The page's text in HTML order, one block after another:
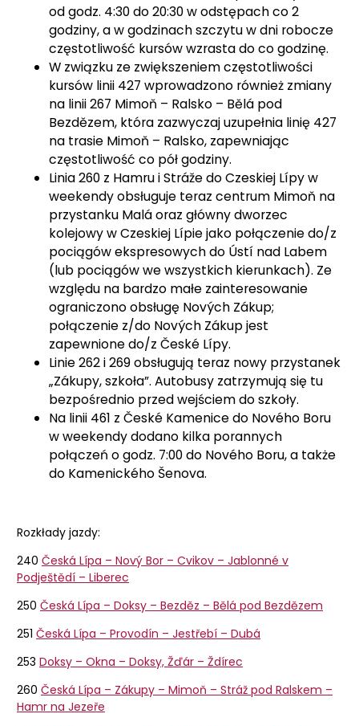
od godz. 4:30 do 20:30 w odstępach co 2
godziny, a w godzinach szczytu w dni robocze
częstotliwość kursów wzrasta do co godzinę.
W związku ze zwiększeniem częstotliwości
kursów linii 427 wprowadzono również zmiany
na linii 267 Mimoň – Ralsko – Bělá pod
Bezdězem, która zazwyczaj uzupełnia linię 427
na trasie Mimoň – Ralsko, zapewniając
częstotliwość co pół godziny.
Linia 260 z Hamru i Stráže do Czeskiej Lípy w
weekendy obsługuje teraz centrum Mimoň na
przystanku Malá oraz główny dworzec
kolejowy w Czeskiej Lípie jako połączenie do/z
pociągów ekspresowych do Ústí nad Labem
(lub pociągów we wszystkich kierunkach). Ze
względu na bardzo małe zainteresowanie
ograniczono obsługę Nových Zákup;
połączenie z/do Nových Zákup jest
zapewnione do/z České Lípy.
Linie 262 i 269 obsługują teraz nowy przystanek
„Zákupy, szkoła”. Autobusy zatrzymują się tu
bezpośrednio przed wejściem do szkoły.
Na linii 461 z České Kamenice do Nového Boru
w weekendy dodano kilka porannych
połączeń o godz. 7:00 do Nového Boru, a także
do Kamenického Šenova.
Rozkłady jazdy:
240 Česká Lípa – Nový Bor – Cvikov – Jablonné v
Podještědí – Liberec
250 Česká Lípa – Doksy – Bezděz – Bělá pod Bezdězem
251 Česká Lípa – Provodín – Jestřebí – Dubá
253 Doksy – Okna – Doksy, Žďár – Ždírec
260 Česká Lípa – Zákupy – Mimoň – Stráž pod Ralskem –
Hamr na Jezeře